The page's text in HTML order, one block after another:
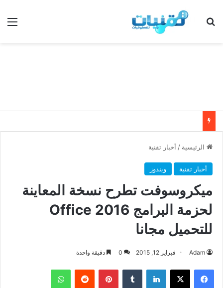
بحث عن
الرئيسية / أخبار تقنية
أخبار تقنية ويندوز
ميكروسوفت تطرح نسخة المعاينة
لحزمة البرامج Office 2016
للتحميل مجانا
Adam فبراير 12, 2015 0 دقيقة واحدة
فيسبوك ‫X لينكدإن بينتيريست واتساب